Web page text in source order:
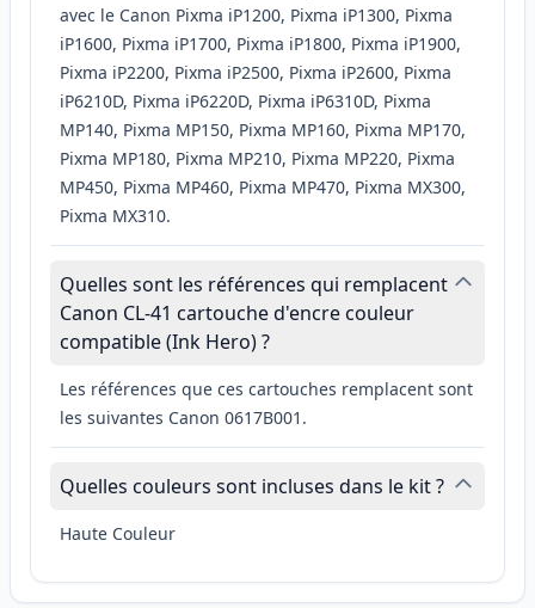
avec le Canon Pixma iP1200, Pixma iP1300, Pixma
iP1600, Pixma iP1700, Pixma iP1800, Pixma iP1900,
Pixma iP2200, Pixma iP2500, Pixma iP2600, Pixma
iP6210D, Pixma iP6220D, Pixma iP6310D, Pixma
MP140, Pixma MP150, Pixma MP160, Pixma MP170,
Pixma MP180, Pixma MP210, Pixma MP220, Pixma
MP450, Pixma MP460, Pixma MP470, Pixma MX300,
Pixma MX310.
Quelles sont les références qui remplacent
Canon CL-41 cartouche d'encre couleur
compatible (Ink Hero) ?
Les références que ces cartouches remplacent sont
les suivantes Canon 0617B001.
Quelles couleurs sont incluses dans le kit ?
Haute Couleur